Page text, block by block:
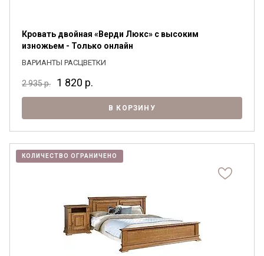
Кровать двойная «Верди Люкс» с высоким
изножьем - Только онлайн
ВАРИАНТЫ РАСЦВЕТКИ
2 935р. 1 820 р.
В КОРЗИНУ
КОЛИЧЕСТВО ОГРАНИЧЕНО